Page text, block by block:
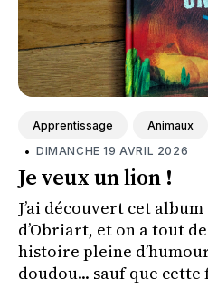
Apprentissage Animaux
• DIMANCHE 19 AVRIL 2026
Je veux un lion !
J’ai découvert cet
d’Obriart, et on a tout
histoire pleine
doudou... sauf que